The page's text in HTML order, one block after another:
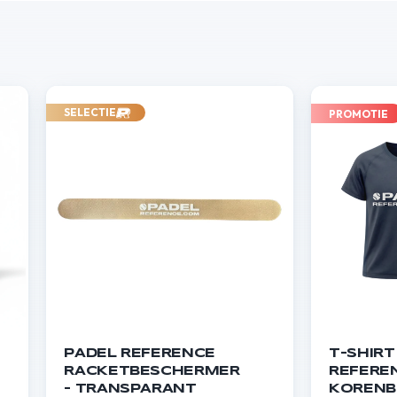
SELECTIE
PADEL REFERENCE
RACKETBESCHERMER
- TRANSPARANT
PROMOTIE
T-SHIRT